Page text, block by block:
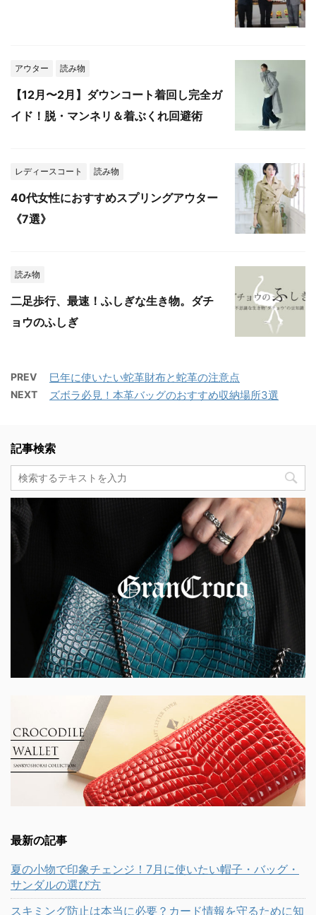
アウター 読み物
【12月〜2月】ダウンコート着回し完全ガ
イド！脱・マンネリ＆着ぶくれ回避術
レディースコート 読み物
40代女性におすすめスプリングアウター
《7選》
読み物
二足歩行、最速！ふしぎな生き物。ダチ
ョウのふしぎ
PREV 巳年に使いたい蛇革財布と蛇革の注意点
NEXT ズボラ必見！本革バッグのおすすめ収納場所3選
記事検索
最新の記事
夏の小物で印象チェンジ！7月に使いたい帽子・バッグ・
サンダルの選び方
スキミング防止は本当に必要？カード情報を守るために知